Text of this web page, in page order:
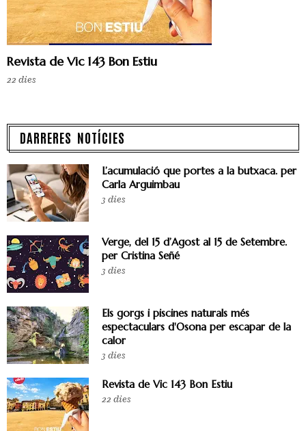
Revista de Vic 143 Bon Estiu
22 dies
DARRERES NOTÍCIES
L’acumulació que portes a la butxaca. per
Carla Arguimbau
3 dies
Verge, del 15 d’Agost al 15 de Setembre.
per Cristina Señé
3 dies
Els gorgs i piscines naturals més
espectaculars d'Osona per escapar de la
calor
3 dies
Revista de Vic 143 Bon Estiu
22 dies